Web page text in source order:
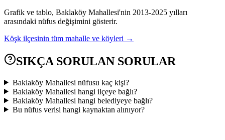
Grafik ve tablo, Baklaköy Mahallesi'nin 2013-2025 yılları
arasındaki nüfus değişimini gösterir.
Köşk ilçesinin tüm mahalle ve köyleri →
SIKÇA SORULAN SORULAR
Baklaköy Mahallesi nüfusu kaç kişi?
Baklaköy Mahallesi hangi ilçeye bağlı?
Baklaköy Mahallesi hangi belediyeye bağlı?
Bu nüfus verisi hangi kaynaktan alınıyor?